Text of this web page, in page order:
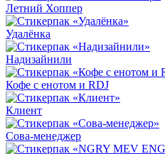
Летний Хоппер
Удалёнка
Надизайнили
Кофе с енотом и RDJ
Клиент
Сова-менеджер